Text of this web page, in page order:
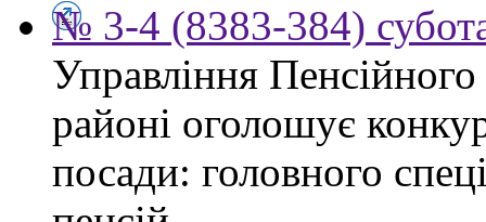
№ 3-4 (8383-384)
Управління
районі оголошує
посади: головного